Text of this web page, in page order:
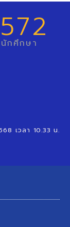
นักศึกษา
เวลา 10.33 น.